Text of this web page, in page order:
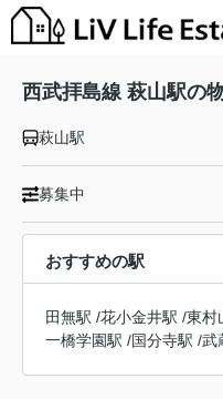
西武拝島線 萩山駅の
萩山駅
募集中
おすすめの駅
田無駅 /花小金井駅 /東村
一橋学園駅 /国分寺駅 /武